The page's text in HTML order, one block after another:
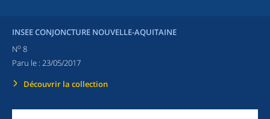
INSEE CONJONCTURE NOUVELLE-AQUITAINE
No 8
Paru le : 23/05/2017
Découvrir la collection